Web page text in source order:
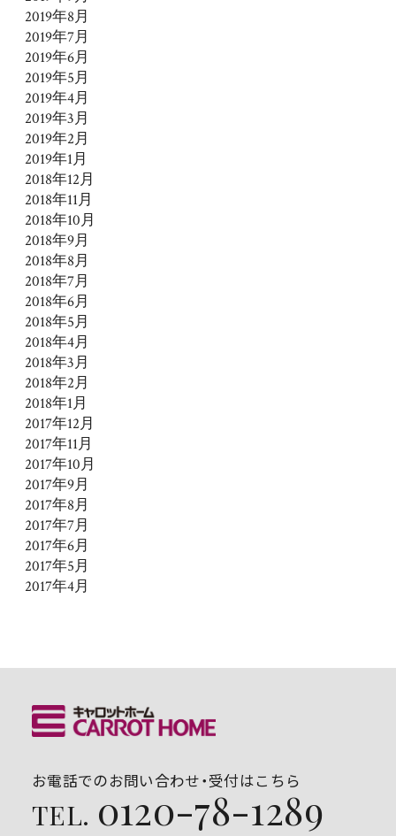
2019年8月
2019年7月
2019年6月
2019年5月
2019年4月
2019年3月
2019年2月
2019年1月
2018年12月
2018年11月
2018年10月
2018年9月
2018年8月
2018年7月
2018年6月
2018年5月
2018年4月
2018年3月
2018年2月
2018年1月
2017年12月
2017年11月
2017年10月
2017年9月
2017年8月
2017年7月
2017年6月
2017年5月
2017年4月
お電話でのお問い合わせ・受付はこちら
TEL. 0120-78-1289